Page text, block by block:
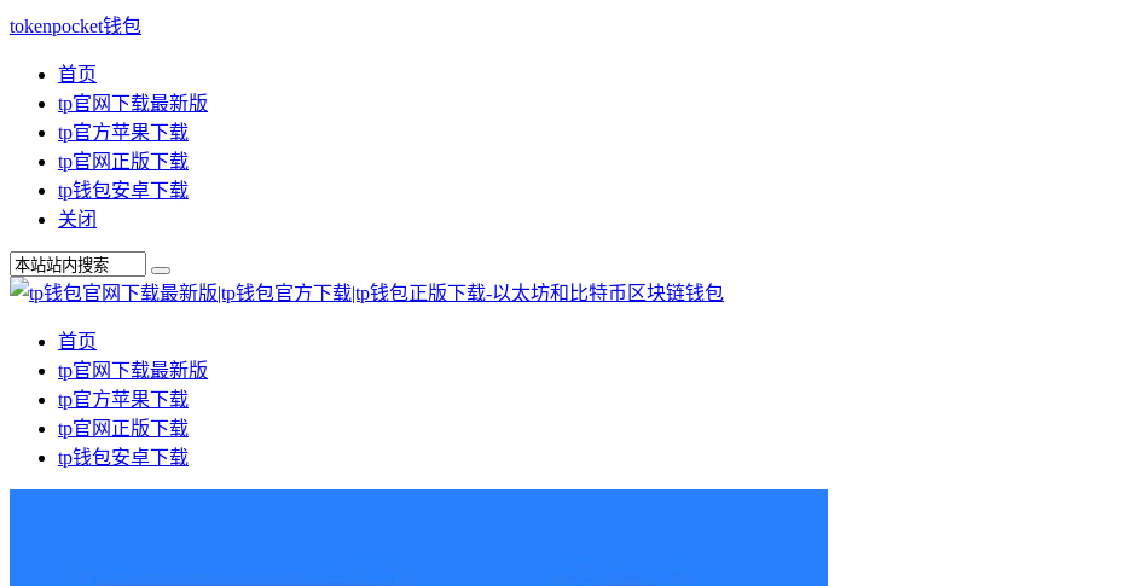
tokenpocket钱包
首页
tp官网下载最新版
tp官方苹果下载
tp官网正版下载
tp钱包安卓下载
关闭
首页
tp官网下载最新版
tp官方苹果下载
tp官网正版下载
tp钱包安卓下载